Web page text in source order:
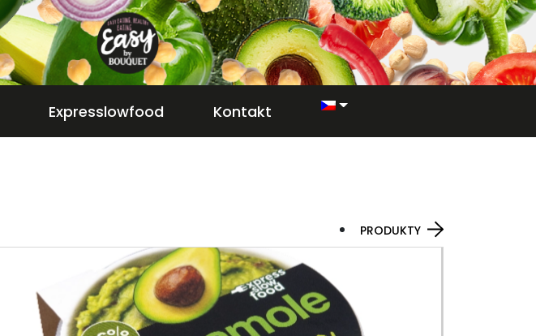
Expresslowfood Kontakt
PRODUKTY